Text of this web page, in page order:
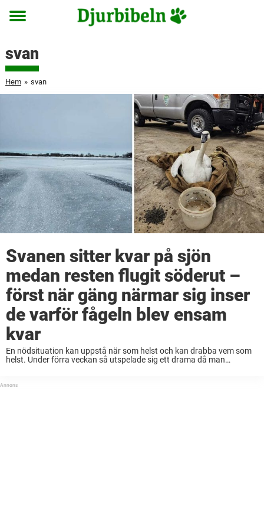
Toggle
svan
Hem » svan
Svanen sitter kvar på sjön
medan resten flugit söderut –
först när gäng närmar sig inser
de varför fågeln blev ensam
kvar
En nödsituation kan uppstå när som helst och kan drabba vem som
helst. Under förra veckan så utspelade sig ett drama då man